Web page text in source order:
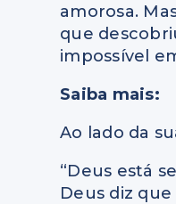
amorosa.
que
impossível
Saiba mais:
Ao lado da
“Deus está
Deus diz